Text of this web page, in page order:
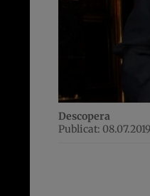
Descopera
Publicat: 08.07.2019